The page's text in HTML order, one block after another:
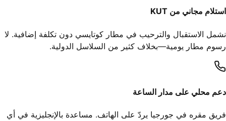
استلام مجاني من KUT
نشمل الاستقبال والترحيب في مطار كوتايسي دون تكلفة إضافية. لا
رسوم مطار يومية—بخلاف كثير من السلاسل الدولية.
دعم محلي على مدار الساعة
فريق مقره في جورجيا يردّ على الهاتف. مساعدة بالإنجليزية في أي